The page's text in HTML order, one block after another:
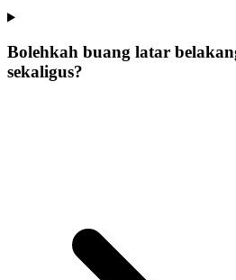
Bolehkah buang latar
sekaligus?